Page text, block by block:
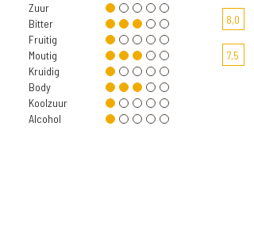
Zuur
Bitter
Fruitig
Moutig
Kruidig
Body
Koolzuur
Alcohol
8,0
7,5